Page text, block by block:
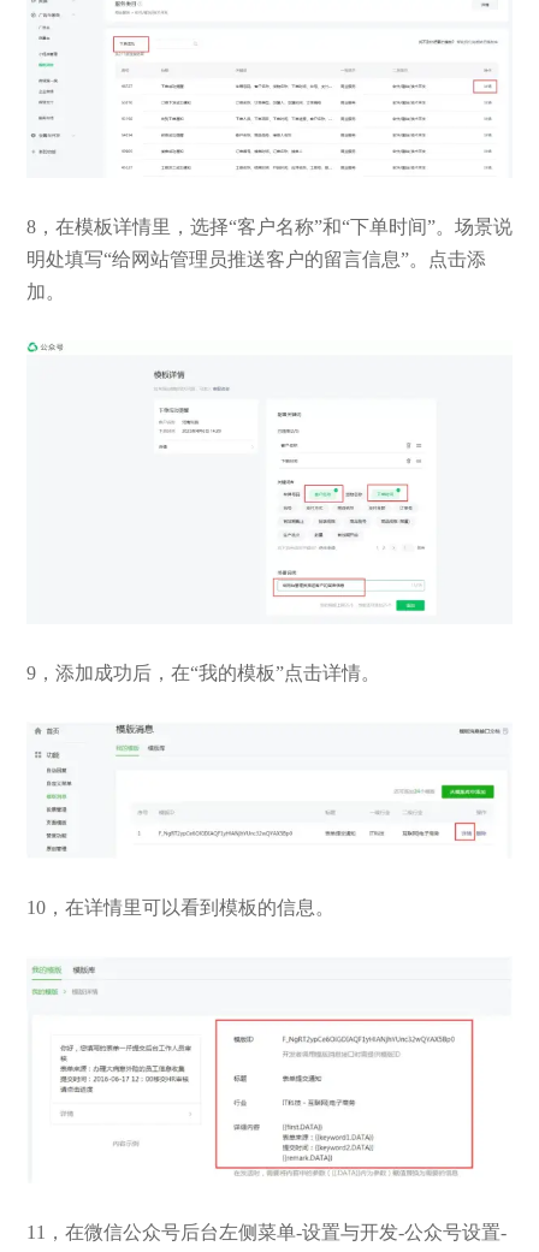
8，在模板详情里，选择“客户名称”和“下单时间”。场景说
明处填写“给网站管理员推送客户的留言信息”。点击添
加。
9，添加成功后，在“我的模板”点击详情。
10，在详情里可以看到模板的信息。
11，在微信公众号后台左侧菜单-设置与开发-公众号设置-